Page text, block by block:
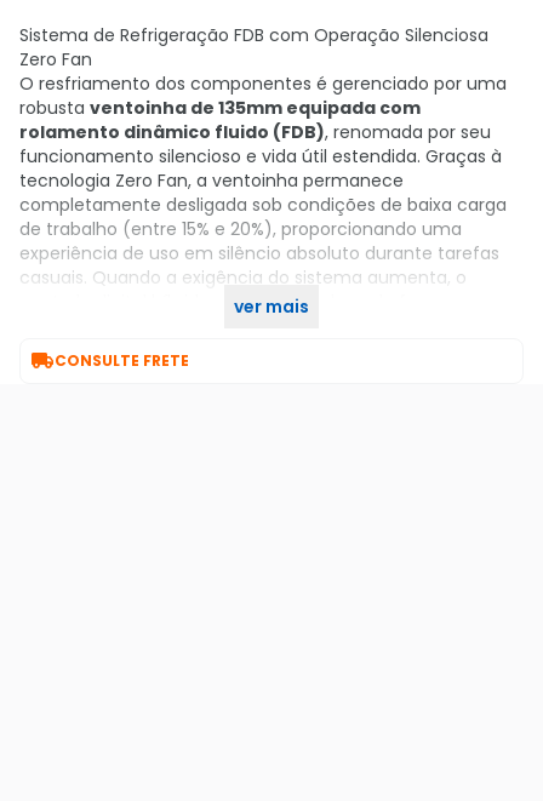
Sistema de Refrigeração FDB com Operação Silenciosa
Zero Fan
O resfriamento dos componentes é gerenciado por uma
robusta ventoinha de 135mm equipada com
rolamento dinâmico fluido (FDB), renomada por seu
funcionamento silencioso e vida útil estendida. Graças à
tecnologia Zero Fan, a ventoinha permanece
completamente desligada sob condições de baixa carga
de trabalho (entre 15% e 20%), proporcionando uma
experiência de uso em silêncio absoluto durante tarefas
casuais. Quando a exigência do sistema aumenta, o
controle digital híbrido ativa o fluxo de ar de forma
ver mais
CONSULTE FRETE